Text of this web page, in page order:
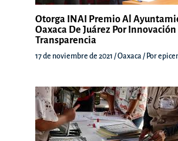
Otorga INAI Premio Al
Oaxaca De Juárez Por Innovación
Transparencia
17 de noviembre de 2021 /Oaxaca / Por